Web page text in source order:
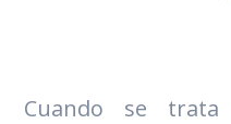
Cuando se trata